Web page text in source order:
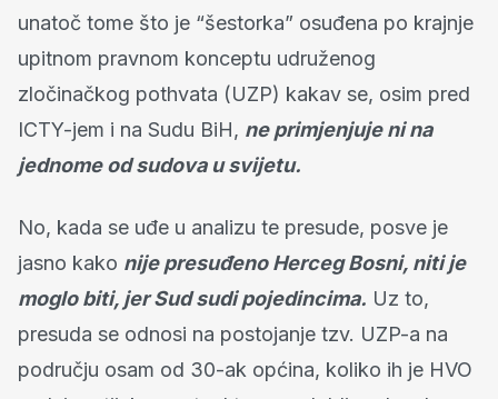
unatoč tome što je “šestorka” osuđena po krajnje
upitnom pravnom konceptu udruženog
zločinačkog pothvata (UZP) kakav se, osim pred
ICTY-jem i na Sudu BiH, ne primjenjuje ni na
jednome od sudova u svijetu.
No, kada se uđe u analizu te presude, posve je
jasno kako nije presuđeno Herceg Bosni, niti je
moglo biti, jer Sud sudi pojedincima. Uz to,
presuda se odnosi na postojanje tzv. UZP-a na
području osam od 30-ak općina, koliko ih je HVO